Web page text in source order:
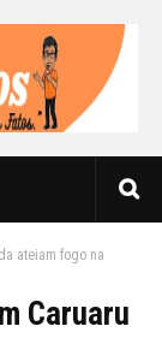
ateiam fogo na
Caruaru